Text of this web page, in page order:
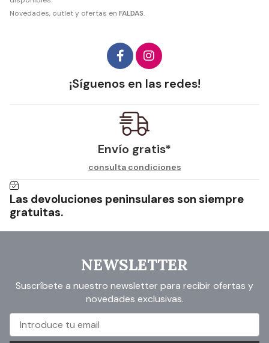
Novedades, outlet y ofertas en FALDAS.
¡Síguenos en las redes!
Envío gratis*
consulta condiciones
Las devoluciones peninsulares son siempre
gratuitas.
NEWSLETTER
Suscríbete a nuestro newsletter para recibir ofertas y
novedades exclusivas.